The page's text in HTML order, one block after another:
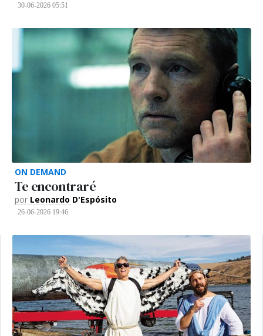
30-06-2026 05:51
ON DEMAND
Te encontraré
por Leonardo D'Espósito
26-06-2026 19:46